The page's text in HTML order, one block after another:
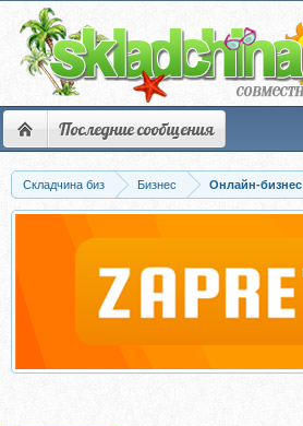
Последние сообщения
Складчина биз Бизнес Онлайн-бизнес